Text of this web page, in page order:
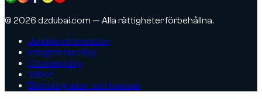
© 2026 dzdubai.com — Alla rättigheter förbehållna.
Juridisk information
Integritetspolicy
Cookiepolicy
Villkor
Bildrättigheter och licenser